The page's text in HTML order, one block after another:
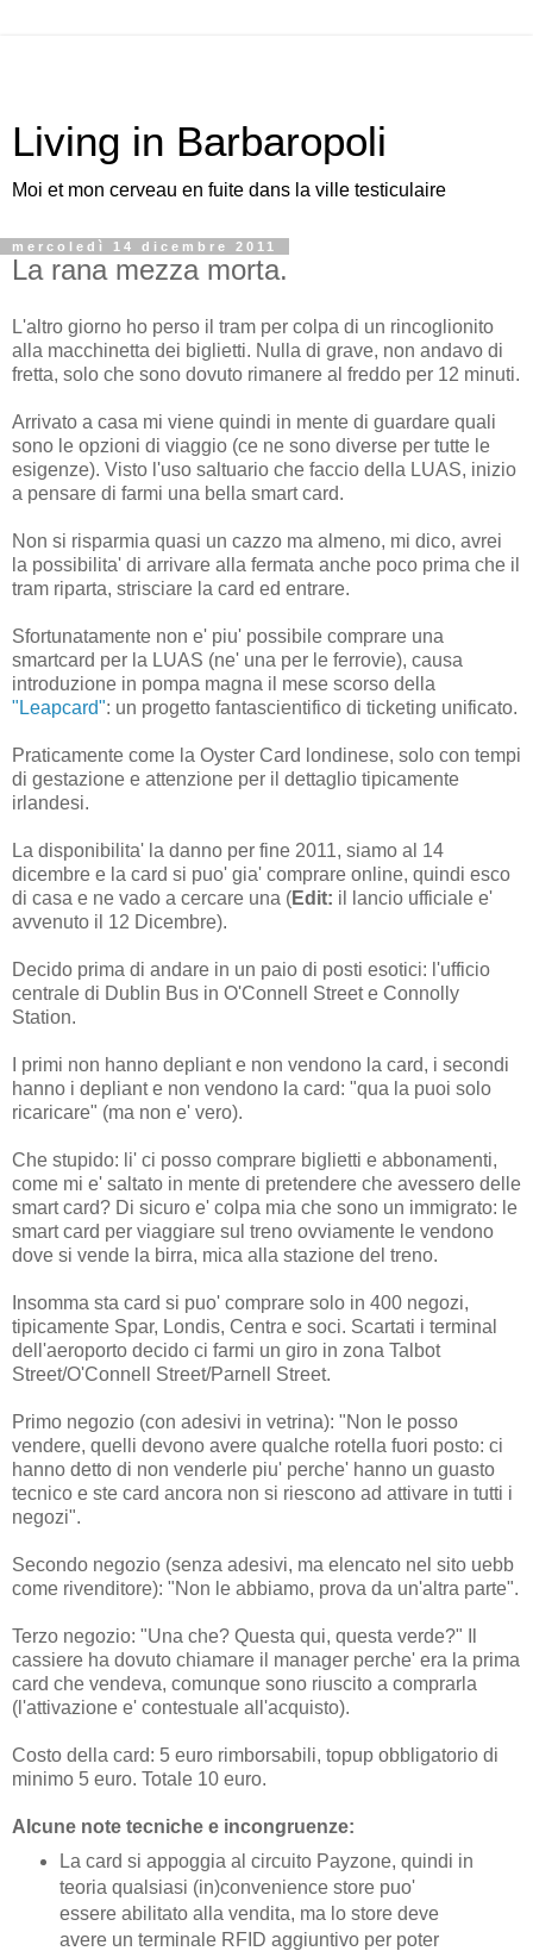
Living in Barbaropoli
Moi et mon cerveau en fuite dans la ville testiculaire
mercoledì 14 dicembre 2011
La rana mezza morta.
L'altro giorno ho perso il tram per colpa di un rincoglionito
alla macchinetta dei biglietti. Nulla di grave, non andavo di
fretta, solo che sono dovuto rimanere al freddo per 12 minuti.
Arrivato a casa mi viene quindi in mente di guardare quali
sono le opzioni di viaggio (ce ne sono diverse per tutte le
esigenze). Visto l'uso saltuario che faccio della LUAS, inizio
a pensare di farmi una bella smart card.
Non si risparmia quasi un cazzo ma almeno, mi dico, avrei
la possibilita' di arrivare alla fermata anche poco prima che il
tram riparta, strisciare la card ed entrare.
Sfortunatamente non e' piu' possibile comprare una
smartcard per la LUAS (ne' una per le ferrovie), causa
introduzione in pompa magna il mese scorso della
"Leapcard": un progetto fantascientifico di ticketing unificato.
Praticamente come la Oyster Card londinese, solo con tempi
di gestazione e attenzione per il dettaglio tipicamente
irlandesi.
La disponibilita' la danno per fine 2011, siamo al 14
dicembre e la card si puo' gia' comprare online, quindi esco
di casa e ne vado a cercare una (Edit: il lancio ufficiale e'
avvenuto il 12 Dicembre).
Decido prima di andare in un paio di posti esotici: l'ufficio
centrale di Dublin Bus in O'Connell Street e Connolly
Station.
I primi non hanno depliant e non vendono la card, i secondi
hanno i depliant e non vendono la card: "qua la puoi solo
ricaricare" (ma non e' vero).
Che stupido: li' ci posso comprare biglietti e abbonamenti,
come mi e' saltato in mente di pretendere che avessero delle
smart card? Di sicuro e' colpa mia che sono un immigrato: le
smart card per viaggiare sul treno ovviamente le vendono
dove si vende la birra, mica alla stazione del treno.
Insomma sta card si puo' comprare solo in 400 negozi,
tipicamente Spar, Londis, Centra e soci. Scartati i terminal
dell'aeroporto decido ci farmi un giro in zona Talbot
Street/O'Connell Street/Parnell Street.
Primo negozio (con adesivi in vetrina): "Non le posso
vendere, quelli devono avere qualche rotella fuori posto: ci
hanno detto di non venderle piu' perche' hanno un guasto
tecnico e ste card ancora non si riescono ad attivare in tutti i
negozi".
Secondo negozio (senza adesivi, ma elencato nel sito uebb
come rivenditore): "Non le abbiamo, prova da un'altra parte".
Terzo negozio: "Una che? Questa qui, questa verde?" Il
cassiere ha dovuto chiamare il manager perche' era la prima
card che vendeva, comunque sono riuscito a comprarla
(l'attivazione e' contestuale all'acquisto).
Costo della card: 5 euro rimborsabili, topup obbligatorio di
minimo 5 euro. Totale 10 euro.
Alcune note tecniche e incongruenze:
La card si appoggia al circuito Payzone, quindi in
teoria qualsiasi (in)convenience store puo'
essere abilitato alla vendita, ma lo store deve
avere un terminale RFID aggiuntivo per poter